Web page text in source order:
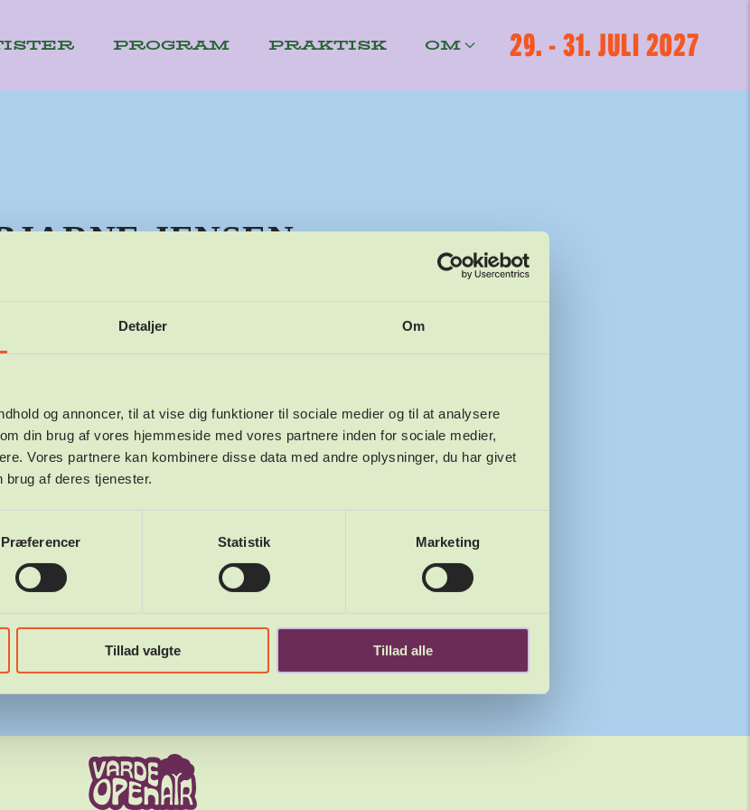
Detaljer Om
og annoncer, til at vise dig funktioner til sociale medier og til at analysere
din brug af vores hjemmeside med vores partnere inden for sociale medier,
Vores partnere kan kombinere disse data med andre oplysninger, du har givet
af deres tjenester.
Præferencer Statistik Marketing
Tillad valgte Tillad alle
PROGRAM PRAKTISK OM 29. - 31. JULI 2027
JENSEN